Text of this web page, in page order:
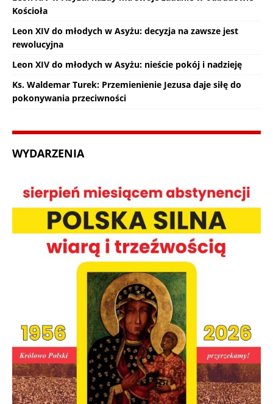
Kościoła
Leon XIV do młodych w Asyżu: decyzja na zawsze jest
rewolucyjna
Leon XIV do młodych w Asyżu: nieście pokój i nadzieję
Ks. Waldemar Turek: Przemienienie Jezusa daje siłę do
pokonywania przeciwności
WYDARZENIA